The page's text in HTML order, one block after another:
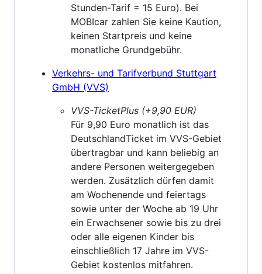
Stunden-Tarif = 15 Euro). Bei
MOBIcar zahlen Sie keine Kaution,
keinen Startpreis und keine
monatliche Grundgebühr.
Verkehrs- und Tarifverbund Stuttgart
GmbH (VVS)
VVS-TicketPlus (+9,90 EUR)
Für 9,90 Euro monatlich ist das
DeutschlandTicket im VVS-Gebiet
übertragbar und kann beliebig an
andere Personen weitergegeben
werden. Zusätzlich dürfen damit
am Wochenende und feiertags
sowie unter der Woche ab 19 Uhr
ein Erwachsener sowie bis zu drei
oder alle eigenen Kinder bis
einschließlich 17 Jahre im VVS-
Gebiet kostenlos mitfahren.